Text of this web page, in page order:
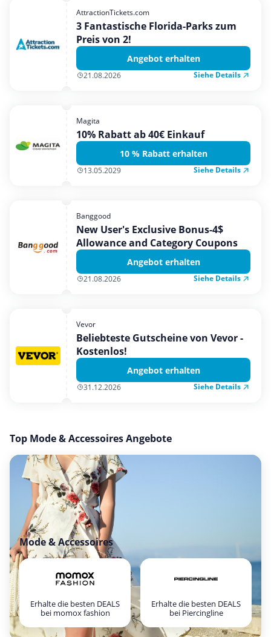
AttractionTickets.com
3 Fantastische Florida-Parks zum
Preis von 2!
Angebot erhalten
21.08.2026 Siehe Details
Magita
10% Rabatt ab 40€ Einkauf
10 % Rabatt erhalten
13.05.2029 Siehe Details
Banggood
New User's Exclusive Bonus-4$
Allowance and Category Coupons
Angebot erhalten
21.08.2026 Siehe Details
Vevor
Beliebteste Gutscheine von Vevor -
Kostenlos!
Angebot erhalten
31.12.2026 Siehe Details
Top Mode & Accessoires Angebote
Mode & Accessoires
Erhalte die besten DEALS
bei momox fashion
Erhalte die besten DEALS
bei Piercingline